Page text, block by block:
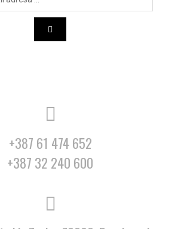
+387 61 474 652
+387 32 240 600